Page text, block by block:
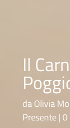
Il
daOlivia
Presente 0